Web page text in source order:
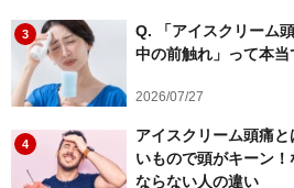
3
Q. 「アイスクリーム
中の前触れ」って本当
2026/07/27
4
アイスクリーム頭痛
いもので頭がキーン！
ならない人の違い